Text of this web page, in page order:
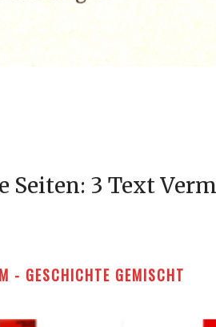
Seiten: 3 Text
- GESCHICHTE GEMISCHT